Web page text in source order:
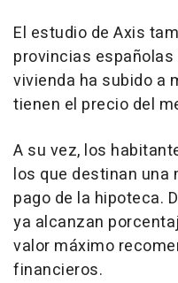
El estudio de Axis
provincias
vivienda ha subido a
tienen el precio del
A su vez, los
los que destinan una
pago de la hipoteca.
ya alcanzan
valor máximo
financieros.